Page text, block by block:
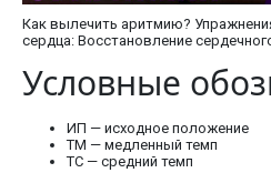
Как вылечить аритмию?
сердца: Восстановление
Условные
ИП — исходное положение
ТМ — медленный темп
ТС — средний темп